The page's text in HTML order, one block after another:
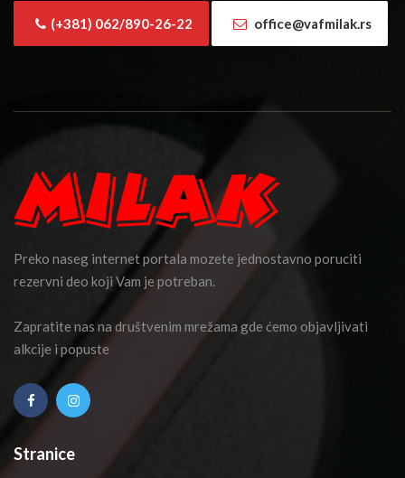
(+381) 062/890-26-22 office@vafmilak.rs
Preko naseg internet portala mozete jednostavno poruciti
rezervni deo koji Vam je potreban.
Zapratite nas na društvenim mrežama gde ćemo objavljivati
alkcije i popuste
Stranice